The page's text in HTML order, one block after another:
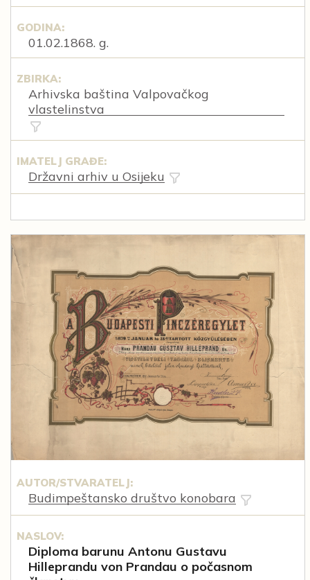
GODINA:
01.02.1868. g.
ZBIRKA:
Arhivska baština Valpovačkog
vlastelinstva
IMATELJ GRAĐE:
Državni arhiv u Osijeku
AUTOR/STVARATELJ:
Budimpeštansko društvo konobara
NASLOV:
Diploma barunu Antonu Gustavu
Hilleprandu von Prandau o počasnom